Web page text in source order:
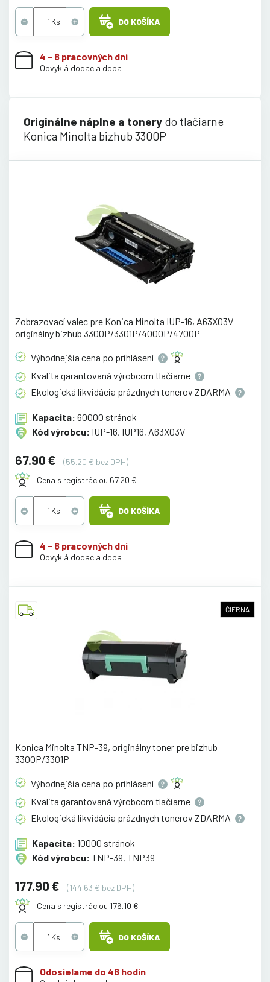
DO KOŠÍKA
4 - 8 pracovných dní
Obvyklá dodacia doba
Originálne náplne a tonery do tlačiarne
Konica Minolta bizhub 3300P
Zobrazovací valec pre Konica Minolta IUP-16, A63X03V
originálny bizhub 3300P/3301P/4000P/4700P
Výhodnejšia cena po prihlásení
Kvalita garantovaná výrobcom tlačiarne
Ekologická likvidácia prázdnych tonerov ZDARMA
Kapacita: 60000 stránok
Kód výrobcu: IUP-16, IUP16, A63X03V
67.90 €
(55.20 € bez DPH)
Cena s registráciou 67.20 €
DO KOŠÍKA
4 - 8 pracovných dní
Obvyklá dodacia doba
ČIERNA
Konica Minolta TNP-39, originálny toner pre bizhub
3300P/3301P
Výhodnejšia cena po prihlásení
Kvalita garantovaná výrobcom tlačiarne
Ekologická likvidácia prázdnych tonerov ZDARMA
Kapacita: 10000 stránok
Kód výrobcu: TNP-39, TNP39
177.90 €
(144.63 € bez DPH)
Cena s registráciou 176.10 €
DO KOŠÍKA
Odosielame do 48 hodín